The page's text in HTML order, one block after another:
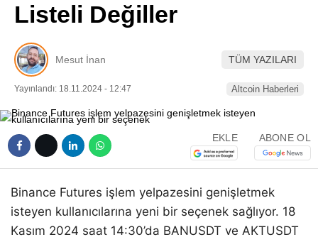
Telegram
Listeli Değiller
Mesut İnan TÜM YAZILARI
Yayınlandı: 18.11.2024 - 12:47 Altcoin Haberleri
EKLE ABONE OL
Binance Futures işlem yelpazesini genişletmek
isteyen kullanıcılarına yeni bir seçenek sağlıyor. 18
Kasım 2024 saat 14:30’da BANUSDT ve AKTUSDT